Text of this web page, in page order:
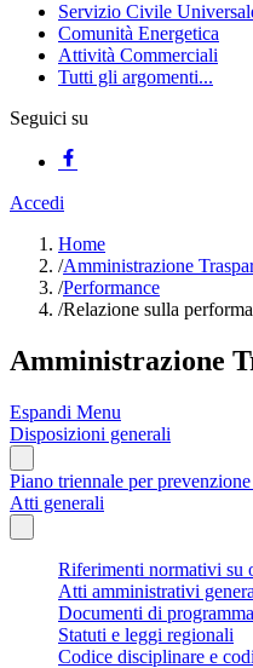
Servizio Civile
Comunità Energetica
Attività Commerciali
Tutti gli argomenti...
Seguici su
Accedi
Home
/Amministrazione
/Performance
/Relazione sulla
Amministrazione
Espandi Menu
Disposizioni generali
Piano triennale per
Atti generali
Riferimenti normativi su
Atti amministrativi
Documenti di
Statuti e leggi regionali
Codice disciplinare e